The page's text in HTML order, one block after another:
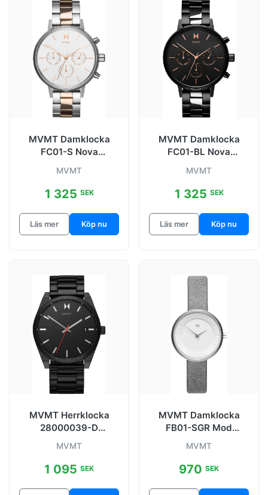
MVMT Damklocka
FC01-S Nova
stål Ø38 mm
MVMT
1 325 SEK
Läs mer Köp nu
MVMT Damklocka
FC01-BL Nova
MVMT
1 325 SEK
Läs mer Köp nu
MVMT Herrklocka
28000039-D
MVMT
1 095 SEK
MVMT Damklocka
FB01-SGR Mod
MVMT
970 SEK